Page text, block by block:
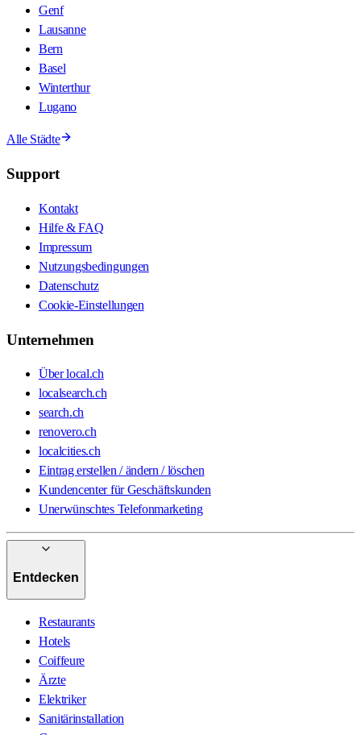
Genf
Lausanne
Bern
Basel
Winterthur
Lugano
Alle Städte
Support
Kontakt
Hilfe & FAQ
Impressum
Nutzungsbedingungen
Datenschutz
Cookie-Einstellungen
Unternehmen
Über local.ch
localsearch.ch
search.ch
renovero.ch
localcities.ch
Eintrag erstellen / ändern / löschen
Kundencenter für Geschäftskunden
Unerwünschtes Telefonmarketing
Entdecken
Restaurants
Hotels
Coiffeure
Ärzte
Elektriker
Sanitärinstallation